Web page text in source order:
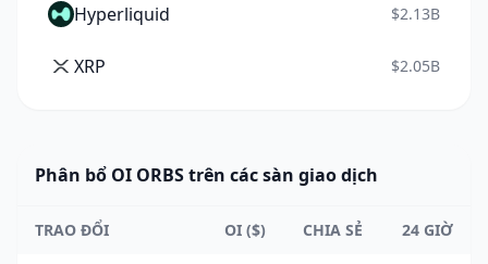
Hyperliquid $2.13B
XRP $2.05B
Phân bổ OI ORBS trên các sàn giao dịch
TRAO ĐỔI OI ($) CHIA SẺ 24 GIỜ